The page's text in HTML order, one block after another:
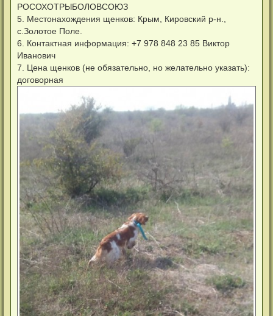
РОСОХОТРЫБОЛОВСОЮЗ
5. Местонахождения щенков: Крым, Кировский р-н.,
с.Золотое Поле.
6. Контактная информация: +7 978 848 23 85 Виктор
Иванович
7. Цена щенков (не обязательно, но желательно указать):
договорная